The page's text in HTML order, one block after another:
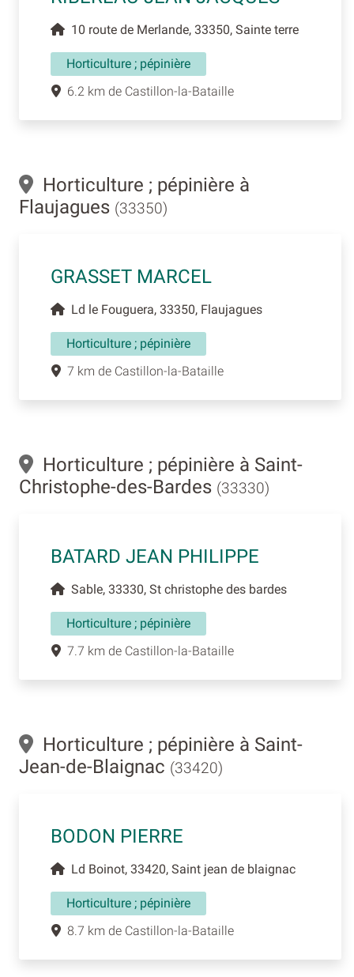
10 route de Merlande, 33350, Sainte terre
Horticulture ; pépinière
6.2 km de Castillon-la-Bataille
Horticulture ; pépinière à
Flaujagues (33350)
GRASSET MARCEL
Ld le Fouguera, 33350, Flaujagues
Horticulture ; pépinière
7 km de Castillon-la-Bataille
Horticulture ; pépinière à Saint-
Christophe-des-Bardes (33330)
BATARD JEAN PHILIPPE
Sable, 33330, St christophe des bardes
Horticulture ; pépinière
7.7 km de Castillon-la-Bataille
Horticulture ; pépinière à Saint-
Jean-de-Blaignac (33420)
BODON PIERRE
Ld Boinot, 33420, Saint jean de blaignac
Horticulture ; pépinière
8.7 km de Castillon-la-Bataille